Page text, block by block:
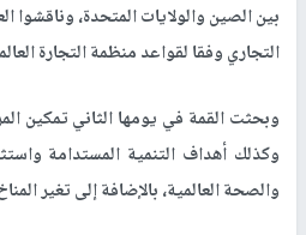
بين الصين والولايات المتحدة، وناقشوا
التجاري وفقا لقواعد منظمة التجارة
وبحثت القمة في يومها الثاني تمكين
وكذلك أهداف التنمية المستدامة
والصحة العالمية، بالإضافة إلى تغير